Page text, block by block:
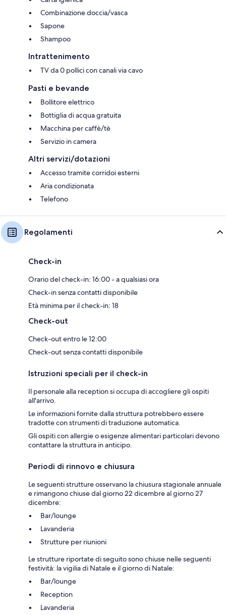
Combinazione doccia/vasca
Sapone
Shampoo
Intrattenimento
TV da 0 pollici con canali via cavo
Pasti e bevande
Bollitore elettrico
Bottiglia di acqua gratuita
Macchina per caffè/tè
Servizio in camera
Altri servizi/dotazioni
Accesso tramite corridoi esterni
Aria condizionata
Telefono
Regolamenti
Check-in
Orario del check-in: 16:00 - a qualsiasi ora
Check-in senza contatti disponibile
Età minima per il check-in: 18
Check-out
Check-out entro le 12:00
Check-out senza contatti disponibile
Istruzioni speciali per il check-in
Il personale alla reception si occupa di accogliere gli ospiti
all'arrivo.
Le informazioni fornite dalla struttura potrebbero essere
tradotte con strumenti di traduzione automatica.
Gli ospiti con allergie o esigenze alimentari particolari devono
contattare la struttura in anticipo.
Periodi di rinnovo e chiusura
Le seguenti strutture osservano la chiusura stagionale annuale
e rimangono chiuse dal giorno 22 dicembre al giorno 27
dicembre:
Bar/lounge
Lavanderia
Strutture per riunioni
Le strutture riportate di seguito sono chiuse nelle seguenti
festività: la vigilia di Natale e il giorno di Natale:
Bar/lounge
Reception
Lavanderia